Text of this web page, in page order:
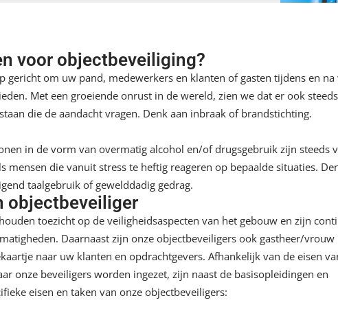
voor objectbeveiliging?
gericht om uw pand, medewerkers en klanten of gasten tijdens en
Met een groeiende onrust in de wereld, zien we dat er ook
die de aandacht vragen. Denk aan inbraak of brandstichting.
in de vorm van overmatig alcohol en/of drugsgebruik zijn steeds
mensen die vanuit stress te heftig reageren op bepaalde situaties.
taalgebruik of gewelddadig gedrag.
objectbeveiliger
toezicht op de veiligheidsaspecten van het gebouw en zijn
Daarnaast zijn onze objectbeveiligers ook gastheer/
naar uw klanten en opdrachtgevers. Afhankelijk van de eisen
onze beveiligers worden ingezet, zijn naast de basisopleidingen en
eisen en taken van onze objectbeveiligers: